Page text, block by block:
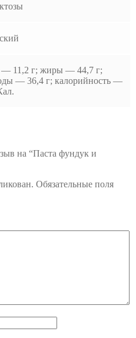
— 11,2 г; жиры — 44,7 г;
— 36,4 г; калорийность —
на “Паста фундук и
Обязательные поля